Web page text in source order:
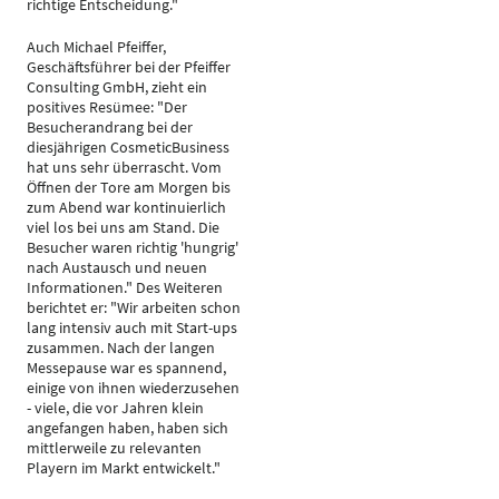
richtige Entscheidung."
Auch Michael Pfeiffer,
Geschäftsführer bei der Pfeiffer
Consulting GmbH, zieht ein
positives Resümee: "Der
Besucherandrang bei der
diesjährigen CosmeticBusiness
hat uns sehr überrascht. Vom
Öffnen der Tore am Morgen bis
zum Abend war kontinuierlich
viel los bei uns am Stand. Die
Besucher waren richtig 'hungrig'
nach Austausch und neuen
Informationen." Des Weiteren
berichtet er: "Wir arbeiten schon
lang intensiv auch mit Start-ups
zusammen. Nach der langen
Messepause war es spannend,
einige von ihnen wiederzusehen
- viele, die vor Jahren klein
angefangen haben, haben sich
mittlerweile zu relevanten
Playern im Markt entwickelt."